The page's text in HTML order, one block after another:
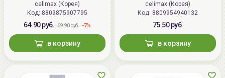
celimax (Корея)
Код: 8809875907795
64.90 руб. 69.90 руб. -7%
в корзину
celimax (Корея)
Код: 8809954940132
75.50 руб.
в корзину